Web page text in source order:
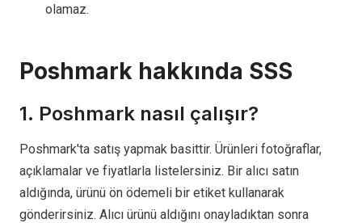
olamaz.
Poshmark hakkında SSS
1. Poshmark nasıl çalışır?
Poshmark'ta satış yapmak basittir. Ürünleri fotoğraflar,
açıklamalar ve fiyatlarla listelersiniz. Bir alıcı satın
aldığında, ürünü ön ödemeli bir etiket kullanarak
gönderirsiniz. Alıcı ürünü aldığını onayladıktan sonra